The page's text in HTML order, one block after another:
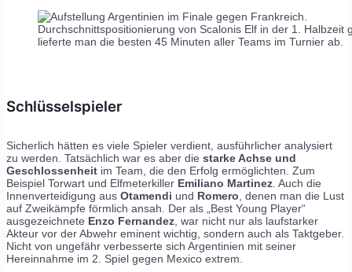
Durchschnittspositionierung von Scalonis Elf in der 1. Halbzeit
lieferte man die besten 45 Minuten aller Teams im Turnier ab.
Schlüsselspieler
Sicherlich hätten es viele Spieler verdient, ausführlicher analysiert
zu werden. Tatsächlich war es aber die starke Achse und
Geschlossenheit im Team, die den Erfolg ermöglichten. Zum
Beispiel Torwart und Elfmeterkiller Emiliano Martinez . Auch die
Innenverteidigung aus Otamendi und Romero , denen man die Lust
auf Zweikämpfe förmlich ansah. Der als „Best Young Player“
ausgezeichnete Enzo Fernandez , war nicht nur als laufstarker
Akteur vor der Abwehr eminent wichtig, sondern auch als Taktgeber.
Nicht von ungefähr verbesserte sich Argentinien mit seiner
Hereinnahme im 2. Spiel gegen Mexico extrem.